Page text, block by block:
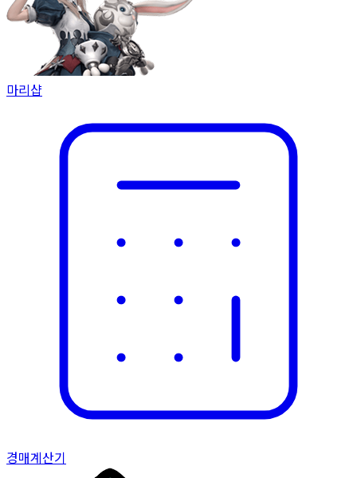
마리샵
경매계산기